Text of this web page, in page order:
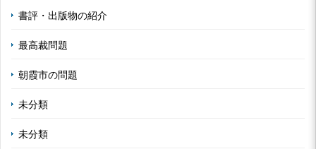
書評・出版物の紹介
最高裁問題
朝霞市の問題
未分類
未分類